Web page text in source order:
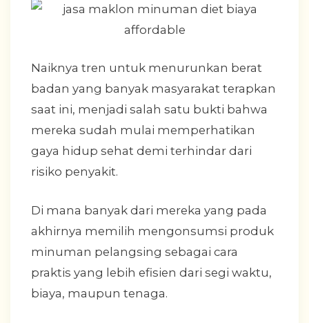
Naiknya tren untuk menurunkan berat
badan yang banyak masyarakat terapkan
saat ini, menjadi salah satu bukti bahwa
mereka sudah mulai memperhatikan
gaya hidup sehat demi terhindar dari
risiko penyakit.
Di mana banyak dari mereka yang pada
akhirnya memilih mengonsumsi produk
minuman pelangsing sebagai cara
praktis yang lebih efisien dari segi waktu,
biaya, maupun tenaga.